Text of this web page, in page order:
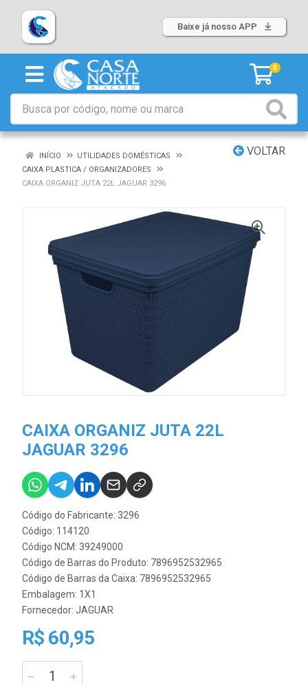
Baixe já nosso APP
0
VOLTAR
INÍCIO
UTILIDADES DOMÉSTICAS
CAIXA PLASTICA / ORGANIZADORES
CAIXA ORGANIZ JUTA 22L JAGUAR 3296
CAIXA ORGANIZ JUTA 22L
JAGUAR 3296
Código do Fabricante: 3296
Código: 114120
Código NCM: 39249000
Código de Barras do Produto: 7896952532965
Código de Barras da Caixa: 7896952532965
Embalagem: 1X1
Fornecedor: JAGUAR
R$ 60,95